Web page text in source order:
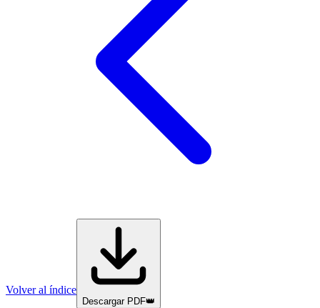
Volver al índice
Descargar PDF👑